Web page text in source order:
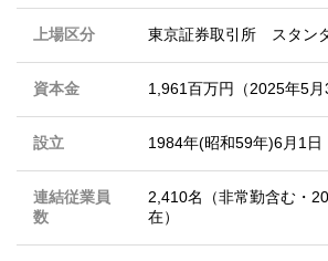
上場区分 東京証券取引所 スタン
資本金 1,961百万円（2025年5月
設立 1984年(昭和59年)6月1日
連結従業員
数
2,410名（非常勤含む・
在）